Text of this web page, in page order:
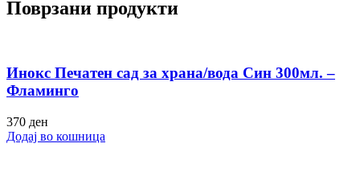
Поврзани продукти
Инокс Печатен сад за храна/вода Син 300мл. –
Фламинго
370 ден
Додај во кошница